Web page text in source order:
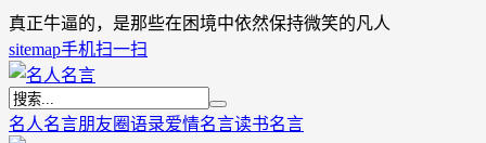
真正牛逼的，是那些在困境中依然保持微笑的凡人
sitemap手机扫一扫
名人名言朋友圈语录爱情名言读书名言